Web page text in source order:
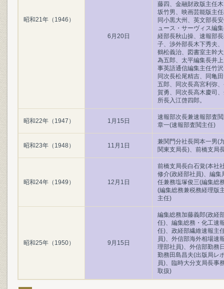
昭和21年（1946）
6月20日
藤四、金融財政版主任
坂竹男、映画芸能版主
同小黒大州、英文部長
ュース・サーヴィス編
経部長秋山操、速報部
子、渉外部長木下秀夫
鶴松義治、図書室主幹
為五郎、太平編集長井
事英語通信編集主任竹
同次長松尾精吉、同亀
五郎、同次長高宮利弥
賀勇、同次長高木慶司
所長入江啓四郎。
昭和22年（1947） 1月15日
速報部次長兼速報部査
章一(速報部査閲主任)
昭和23年（1948） 11月1日
兼関門分社長岡本一男(
関東支局長)、前橋支局
昭和24年（1949） 12月1日
前橋支局長白石覚(本社
修介(政経部社員)、編集
任兼務塩塚俊三(編集総
(編集総務兼税務経理版
主任)
昭和25年（1950） 9月15日
編集総務加藤義郎(政経
任)、編集総務・化工速
任)、政経部繊維速報主
員)、外信部海外相場速
理部社員)、外信部勤務
勤務田島昌夫(出版局レ
員)、臨時大分支局長事
取扱)